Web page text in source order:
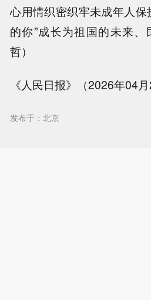
心用情织密织牢未成年人保
的你”成长为祖国的未来
哲）
《人民日报》（2026年04
发布于：北京